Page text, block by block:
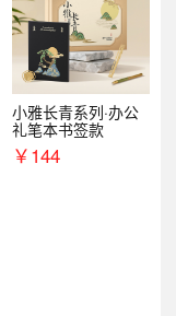
小雅长青系列·办公
礼笔本书签款
￥144